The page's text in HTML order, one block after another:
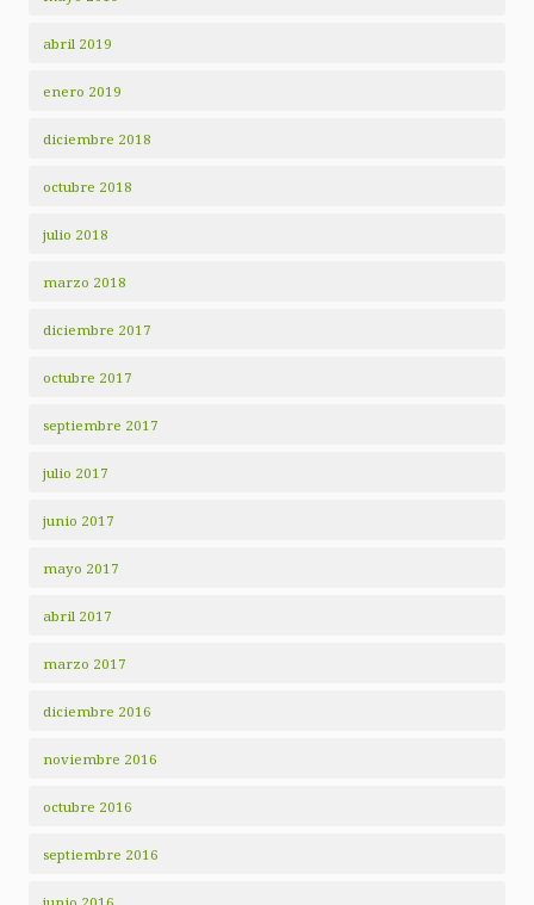
abril 2019
enero 2019
diciembre 2018
octubre 2018
julio 2018
marzo 2018
diciembre 2017
octubre 2017
septiembre 2017
julio 2017
junio 2017
mayo 2017
abril 2017
marzo 2017
diciembre 2016
noviembre 2016
octubre 2016
septiembre 2016